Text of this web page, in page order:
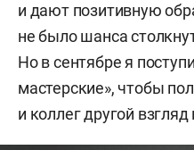
и дают позитивную
не было шанса
Но в сентябре я
мастерские», чтобы
и коллег другой